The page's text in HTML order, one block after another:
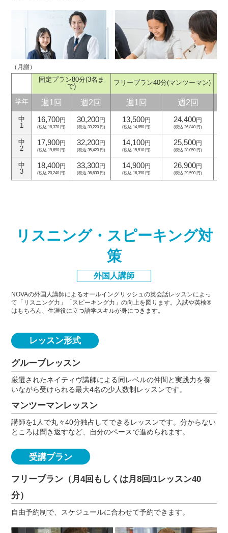
（月謝）
固定プラン80分(3名ま
で)
フリープラン40分(マンツーマン)
学年 週1回 週2回 週1回 週2回
中
1
16,700円
(税込 18,370 円)
30,200円
(税込 33,220 円)
13,500円
(税込 14,850 円)
24,400円
(税込 26,840 円)
中
2
17,900円
(税込 19,690 円)
32,200円
(税込 35,420 円)
14,100円
(税込 15,510 円)
25,500円
(税込 28,050 円)
中
3
18,400円
(税込 20,240 円)
33,300円
(税込 36,630 円)
14,900円
(税込 16,390 円)
26,900円
(税込 29,590 円)
リスニング・スピーキング対
策
外国人講師
NOVAの外国人講師によるオールイングリッシュの英会話レッスンによっ
て「リスニング力」「スピーキング力」の向上を図ります。入試や英検®
はもちろん、生涯役に立つ語学スキルが身につきます。
レッスン形式
グループレッスン
厳選されたネイティヴ講師による同レベルの仲間と実践力を養
いながら受けられる最大4名の少人数制レッスンです。
マンツーマンレッスン
講師を1人で丸々40分独占してできるレッスンです。分からない
ところは聞き返すなど、自分のペースで進められます。
受講プラン
フリープラン（月4回もしくは月8回/1レッスン40
分）
自由予約制で、スケジュールに合わせて予約できます。